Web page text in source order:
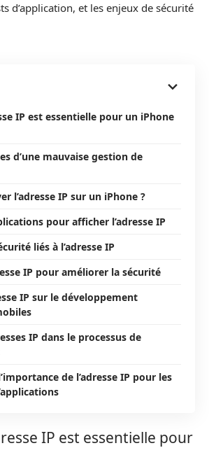
d’application, et les enjeux de sécurité
IP est essentielle pour un iPhone
d’une mauvaise gestion de
l’adresse IP sur un iPhone ?
pour afficher l’adresse IP
liés à l’adresse IP
IP pour améliorer la sécurité
IP sur le développement
IP dans le processus de
de l’adresse IP pour les
IP est essentielle pour